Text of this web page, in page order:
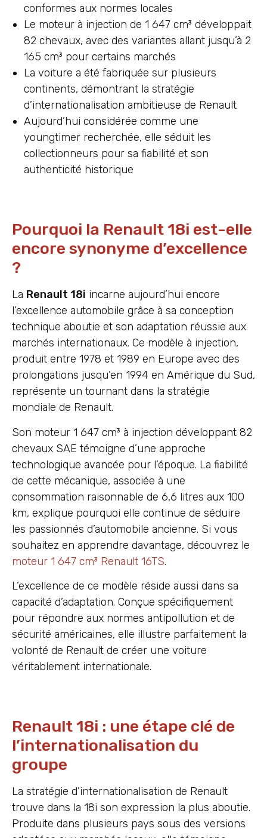
conformes aux normes locales
Le moteur à injection de 1 647 cm³ développait
82 chevaux, avec des variantes allant jusqu’à 2
165 cm³ pour certains marchés
La voiture a été fabriquée sur plusieurs
continents, démontrant la stratégie
d’internationalisation ambitieuse de Renault
Aujourd’hui considérée comme une
youngtimer recherchée, elle séduit les
collectionneurs pour sa fiabilité et son
authenticité historique
Pourquoi la Renault 18i est-elle
encore synonyme d’excellence
?
La Renault 18i incarne aujourd’hui encore
l’excellence automobile grâce à sa conception
technique aboutie et son adaptation réussie aux
marchés internationaux. Ce modèle à injection,
produit entre 1978 et 1989 en Europe avec des
prolongations jusqu’en 1994 en Amérique du Sud,
représente un tournant dans la stratégie
mondiale de Renault.
Son moteur 1 647 cm³ à injection développant 82
chevaux SAE témoigne d’une approche
technologique avancée pour l’époque. La fiabilité
de cette mécanique, associée à une
consommation raisonnable de 6,6 litres aux 100
km, explique pourquoi elle continue de séduire
les passionnés d’automobile ancienne. Si vous
souhaitez en apprendre davantage, découvrez le
moteur 1 647 cm³ Renault 16TS.
L’excellence de ce modèle réside aussi dans sa
capacité d’adaptation. Conçue spécifiquement
pour répondre aux normes antipollution et de
sécurité américaines, elle illustre parfaitement la
volonté de Renault de créer une voiture
véritablement internationale.
Renault 18i : une étape clé de
l’internationalisation du
groupe
La stratégie d’internationalisation de Renault
trouve dans la 18i son expression la plus aboutie.
Produite dans plusieurs pays sous des versions